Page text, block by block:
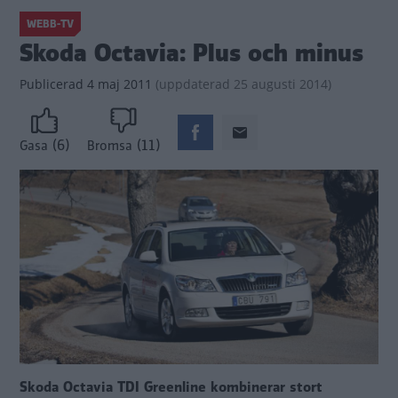
WEBB-TV
Skoda Octavia: Plus och minus
Publicerad 4 maj 2011 (uppdaterad 25 augusti 2014)
Gasa (6) Bromsa (11)
Skoda Octavia TDI Greenline kombinerar stort